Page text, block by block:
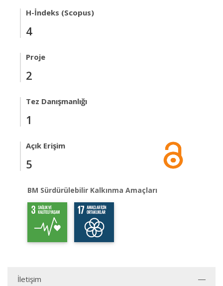
H-İndeks (Scopus)
4
Proje
2
Tez Danışmanlığı
1
Açık Erişim
5
BM Sürdürülebilir Kalkınma Amaçları
İletişim